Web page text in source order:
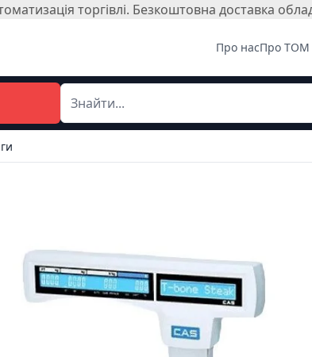
торгівлі. Безкоштовна доставка
Про насПро ТОМ